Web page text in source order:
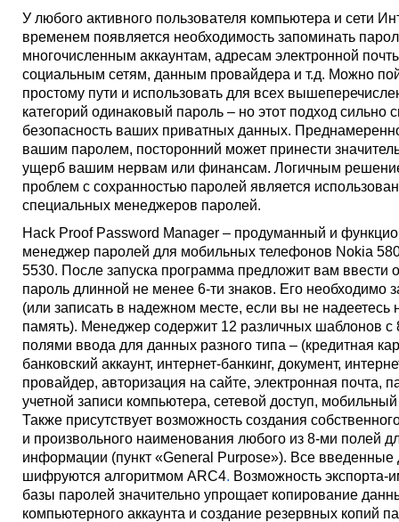
У любого активного пользователя компьютера и сети
временем появляется необходимость запоминать
многочисленным аккаунтам, адресам электронной
социальным сетям, данным провайдера и т.д. Можно
простому пути и использовать для всех
категорий одинаковый пароль – но этот подход сильно
безопасность ваших приватных данных.
вашим паролем, посторонний может принести
ущерб вашим нервам или финансам. Логичным
проблем с сохранностью паролей является
специальных менеджеров паролей.
Hack Proof Password Manager – продуманный и
менеджер паролей для мобильных телефонов Nokia
5530. После запуска программа предложит вам ввести
пароль длинной не менее 6-ти знаков. Его необходимо
(или записать в надежном месте, если вы не надеетесь
память). Менеджер содержит 12 различных шаблонов с
полями ввода для данных разного типа – (кредитная
банковский аккаунт, интернет-банкинг, документ,
провайдер, авторизация на сайте, электронная почта,
учетной записи компьютера, сетевой доступ,
Также присутствует возможность создания
и произвольного наименования любого из 8-ми полей
информации (пункт «General Purpose»). Все
шифруются алгоритмом ARC4. Возможность экспорта-
базы паролей значительно упрощает копирование
компьютерного аккаунта и создание резервных копий